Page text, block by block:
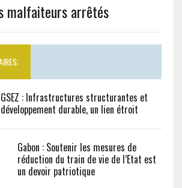
malfaiteurs arrêtés
GSEZ : Infrastructures structurantes et
développement durable, un lien étroit
Gabon : Soutenir les mesures de
réduction du train de vie de l’Etat est
un devoir patriotique